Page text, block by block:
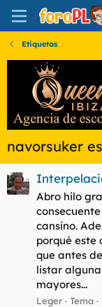
Etiquetas
navorsuker
Abro hilo
cansino.
porqué este
que antes
listar
mayores...
Leger Tema